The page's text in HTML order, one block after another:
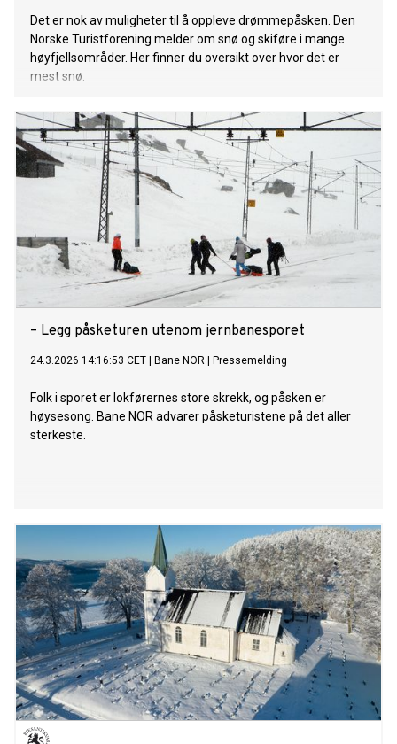
Det er nok av muligheter til å oppleve drømmepåsken. Den
Norske Turistforening melder om snø og skiføre i mange
høyfjellsområder. Her finner du oversikt over hvor det er
mest snø.
– Legg påsketuren utenom jernbanesporet
24.3.2026 14:16:53 CET Bane NOR Pressemelding
Folk i sporet er lokførernes store skrekk, og påsken er
høysesong. Bane NOR advarer påsketuristene på det aller
sterkeste.